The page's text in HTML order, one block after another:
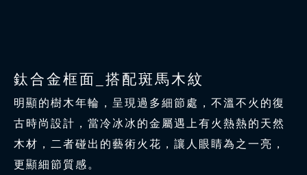
鈦合金框面_搭配斑馬木紋
明顯的樹木年輪，呈現過多細節處，不溫不火的復
古時尚設計，當冷冰冰的金屬遇上有火熱熱的天然
木材，二者碰出的藝術火花，讓人眼睛為之一亮，
更顯細節質感。